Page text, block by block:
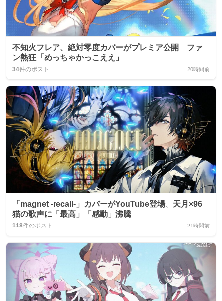
不知火フレア、絶対零度カバーがプレミア公開 ファ
ン熱狂「めっちゃかっこええ」
34件のポスト 20時間前
「magnet -recall-」カバーがYouTube登場、天月×96
猫の歌声に「最高」「感動」沸騰
118件のポスト 21時間前